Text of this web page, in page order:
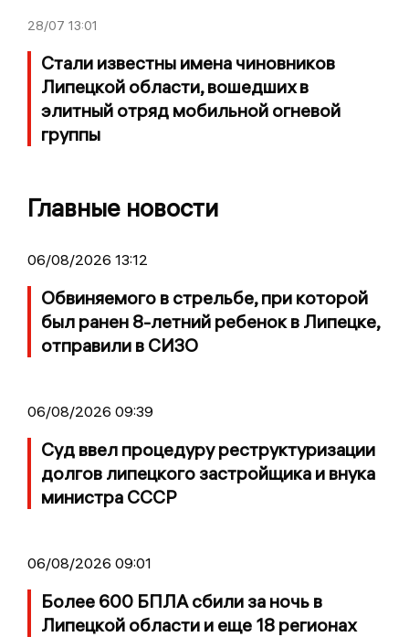
28/07 13:01
Стали известны имена чиновников
Липецкой области, вошедших в
элитный отряд мобильной огневой
группы
Главные новости
06/08/2026 13:12
Обвиняемого в стрельбе, при которой
был ранен 8-летний ребенок в Липецке,
отправили в СИЗО
06/08/2026 09:39
Суд ввел процедуру реструктуризации
долгов липецкого застройщика и внука
министра СССР
06/08/2026 09:01
Более 600 БПЛА сбили за ночь в
Липецкой области и еще 18 регионах